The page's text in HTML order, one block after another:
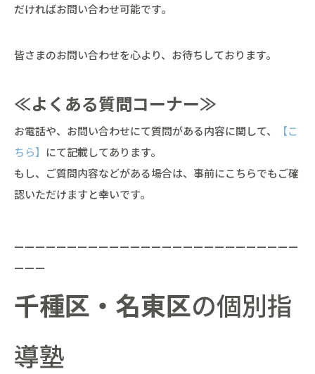
だければお問い合わせ可能です。
皆さまのお問い合わせを心より、お待ちしております。
≪よくある質問コーナー≫
お電話や、お問い合わせにて質問がある内容に関して、
【こ
ちら】 にて記載してあります。
もし、ご質問内容などがある場合は、事前にこちらでもご確
認いただけますと幸いです。
ーーーーーーーーーーーーーーーーーーーーーーーーーーー
ーーー
千種区・名東区の個別指
導塾